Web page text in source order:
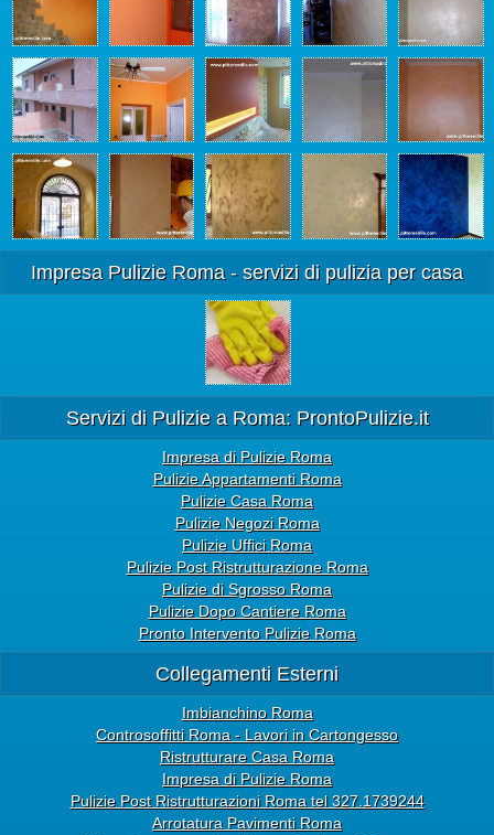
Impresa Pulizie Roma - servizi di pulizia per casa
Servizi di Pulizie a Roma: ProntoPulizie.it
Impresa di Pulizie Roma
Pulizie Appartamenti Roma
Pulizie Casa Roma
Pulizie Negozi Roma
Pulizie Uffici Roma
Pulizie Post Ristrutturazione Roma
Pulizie di Sgrosso Roma
Pulizie Dopo Cantiere Roma
Pronto Intervento Pulizie Roma
Collegamenti Esterni
Imbianchino Roma
Controsoffitti Roma - Lavori in Cartongesso
Ristrutturare Casa Roma
Impresa di Pulizie Roma
Pulizie Post Ristrutturazioni Roma tel 327.1739244
Arrotatura Pavimenti Roma